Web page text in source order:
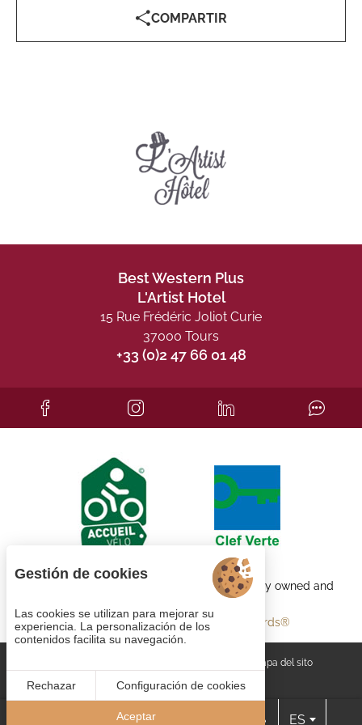
COMPARTIR
Best Western Plus
L'Artist Hotel
15 Rue Frédéric Joliot Curie
37000 Tours
+33 (0)2 47 66 01 48
Each BWH℠ Hotels property is independently owned and
bestwestern.fr-Best Western Rewards®
Mapa del sito
© 2023
Juliana Web créateur
ES
Gestión de cookies
Las cookies se utilizan para mejorar su
experiencia. La personalización de los
contenidos facilita su navegación.
Rechazar Configuración de cookies
Aceptar